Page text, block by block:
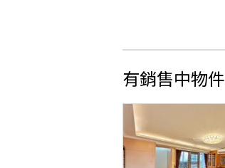
有銷售中物件